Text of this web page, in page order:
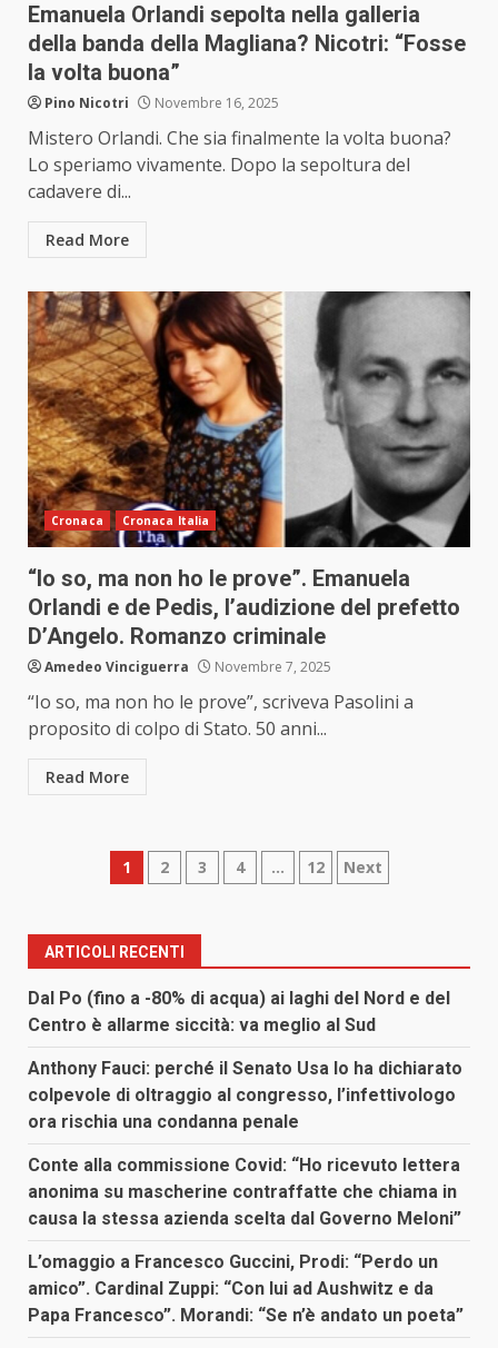
Emanuela Orlandi sepolta nella galleria
della banda della Magliana? Nicotri: “Fosse
la volta buona”
Pino Nicotri Novembre 16, 2025
Mistero Orlandi. Che sia finalmente la volta buona?
Lo speriamo vivamente. Dopo la sepoltura del
cadavere di...
Read More
Cronaca Cronaca Italia
“Io so, ma non ho le prove”. Emanuela
Orlandi e de Pedis, l’audizione del prefetto
D’Angelo. Romanzo criminale
Amedeo Vinciguerra Novembre 7, 2025
“Io so, ma non ho le prove”, scriveva Pasolini a
proposito di colpo di Stato. 50 anni...
Read More
Paginazione
articoli
1 2 3 4 … 12 Next
ARTICOLI RECENTI
Dal Po (fino a -80% di acqua) ai laghi del Nord e del
Centro è allarme siccità: va meglio al Sud
Anthony Fauci: perché il Senato Usa lo ha dichiarato
colpevole di oltraggio al congresso, l’infettivologo
ora rischia una condanna penale
Conte alla commissione Covid: “Ho ricevuto lettera
anonima su mascherine contraffatte che chiama in
causa la stessa azienda scelta dal Governo Meloni”
L’omaggio a Francesco Guccini, Prodi: “Perdo un
amico”. Cardinal Zuppi: “Con lui ad Aushwitz e da
Papa Francesco”. Morandi: “Se n’è andato un poeta”